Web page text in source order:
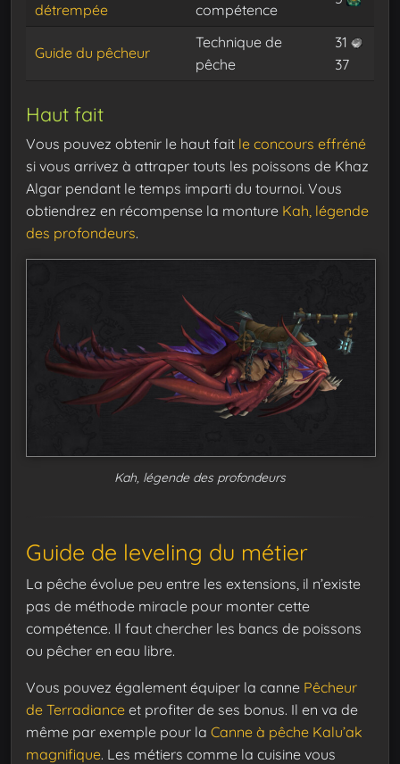
détrempée
compétence
Guide du pêcheur
Technique de
pêche
31
37
Haut fait
Vous pouvez obtenir le haut fait le concours effréné
si vous arrivez à attraper touts les poissons de Khaz
Algar pendant le temps imparti du tournoi. Vous
obtiendrez en récompense la monture Kah, légende
des profondeurs.
Kah, légende des profondeurs
Guide de leveling du métier
La pêche évolue peu entre les extensions, il n’existe
pas de méthode miracle pour monter cette
compétence. Il faut chercher les bancs de poissons
ou pêcher en eau libre.
Vous pouvez également équiper la canne Pêcheur
de Terradiance et profiter de ses bonus. Il en va de
même par exemple pour la Canne à pêche Kalu’ak
magnifique. Les métiers comme la cuisine vous